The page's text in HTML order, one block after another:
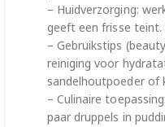
– Huidverzorging:
geeft een frisse teint.
– Gebruikstips
reiniging voor
sandelhoutpoeder of
– Culinaire
paar druppels in